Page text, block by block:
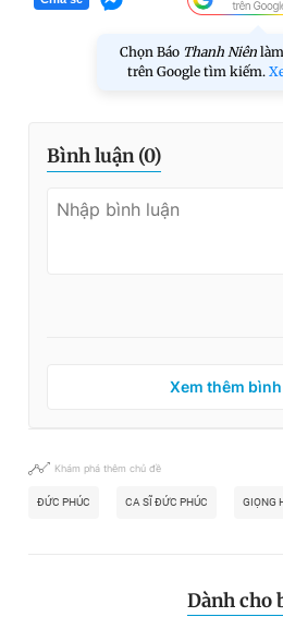
Chọn Báo Thanh Niên làm
trên Google tìm kiếm.
Bình luận (0)
Xem thêm
Khám phá thêm chủ đề
ĐỨC PHÚC CA SĨ ĐỨC PHÚC GIỌNG